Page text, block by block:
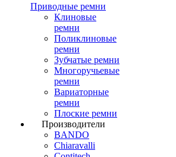
Приводные ремни
Клиновые
ремни
Поликлиновые
ремни
Зубчатые ремни
Многоручьевые
ремни
Вариаторные
ремни
Плоские ремни
Производители
BANDO
Chiaravalli